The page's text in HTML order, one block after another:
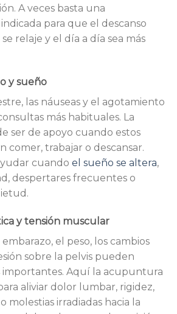
A veces basta una
para que el descanso
relaje y el día a día sea más
y sueño
las náuseas y el agotamiento
más habituales. La
ser de apoyo cuando estos
comer, trabajar o descansar.
cuando el sueño se altera,
despertares frecuentes o
y tensión muscular
el peso, los cambios
sobre la pelvis pueden
importantes. Aquí la acupuntura
aliviar dolor lumbar, rigidez,
molestias irradiadas hacia la